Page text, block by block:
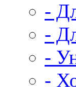
-
-
-
-